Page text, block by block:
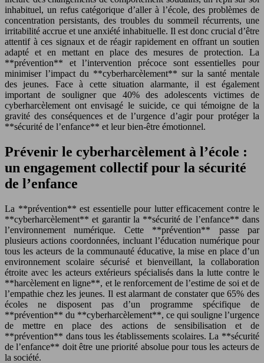
inhabituel, un refus catégorique d’aller à l’école, des problèmes de
concentration persistants, des troubles du sommeil récurrents, une
irritabilité accrue et une anxiété inhabituelle. Il est donc crucial d’être
attentif à ces signaux et de réagir rapidement en offrant un soutien
adapté et en mettant en place des mesures de protection. La
**prévention** et l’intervention précoce sont essentielles pour
minimiser l’impact du **cyberharcèlement** sur la santé mentale
des jeunes. Face à cette situation alarmante, il est également
important de souligner que 40% des adolescents victimes de
cyberharcèlement ont envisagé le suicide, ce qui témoigne de la
gravité des conséquences et de l’urgence d’agir pour protéger la
**sécurité de l’enfance** et leur bien-être émotionnel.
Prévenir le cyberharcèlement à l’école :
un engagement collectif pour la sécurité
de l’enfance
La **prévention** est essentielle pour lutter efficacement contre le
**cyberharcèlement** et garantir la **sécurité de l’enfance** dans
l’environnement numérique. Cette **prévention** passe par
plusieurs actions coordonnées, incluant l’éducation numérique pour
tous les acteurs de la communauté éducative, la mise en place d’un
environnement scolaire sécurisé et bienveillant, la collaboration
étroite avec les acteurs extérieurs spécialisés dans la lutte contre le
**harcèlement en ligne**, et le renforcement de l’estime de soi et de
l’empathie chez les jeunes. Il est alarmant de constater que 65% des
écoles ne disposent pas d’un programme spécifique de
**prévention** du **cyberharcèlement**, ce qui souligne l’urgence
de mettre en place des actions de sensibilisation et de
**prévention** dans tous les établissements scolaires. La **sécurité
de l’enfance** doit être une priorité absolue pour tous les acteurs de
la société.